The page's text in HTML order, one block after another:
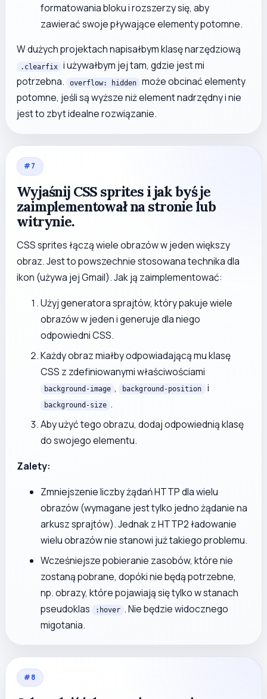
formatowania bloku i rozszerzy się, aby
zawierać swoje pływające elementy potomne.
W dużych projektach napisałbym klasę narzędziową
.clearfix
i używałbym jej tam, gdzie jest mi
potrzebna.
overflow: hidden
może obcinać elementy
potomne, jeśli są wyższe niż element nadrzędny i nie
jest to zbyt idealne rozwiązanie.
#7
Wyjaśnij CSS sprites i jak byś je
zaimplementował na stronie lub
witrynie.
CSS sprites łączą wiele obrazów w jeden większy
obraz. Jest to powszechnie stosowana technika dla
ikon (używa jej Gmail). Jak ją zaimplementować:
Użyj generatora sprajtów, który pakuje wiele
obrazów w jeden i generuje dla niego
odpowiedni CSS.
Każdy obraz miałby odpowiadającą mu klasę
CSS z zdefiniowanymi właściwościami
background-image , background-position i
background-size .
Aby użyć tego obrazu, dodaj odpowiednią klasę
do swojego elementu.
Zalety:
Zmniejszenie liczby żądań HTTP dla wielu
obrazów (wymagane jest tylko jedno żądanie na
arkusz sprajtów). Jednak z HTTP2 ładowanie
wielu obrazów nie stanowi już takiego problemu.
Wcześniejsze pobieranie zasobów, które nie
zostaną pobrane, dopóki nie będą potrzebne,
np. obrazy, które pojawiają się tylko w stanach
pseudoklas
:hover . Nie będzie widocznego
migotania.
#8